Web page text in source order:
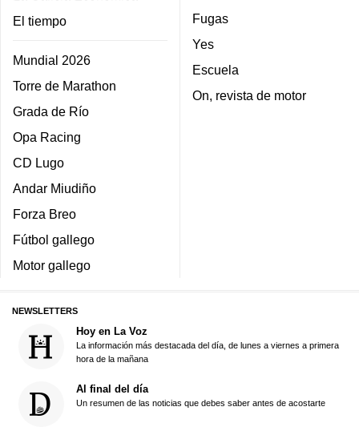
El tiempo
Mundial 2026
Torre de Marathon
Grada de Río
Opa Racing
CD Lugo
Andar Miudiño
Forza Breo
Fútbol gallego
Motor gallego
Fugas
Yes
Escuela
On, revista de motor
NEWSLETTERS
Hoy en La Voz
La información más destacada del día, de lunes a viernes a primera
hora de la mañana
Al final del día
Un resumen de las noticias que debes saber antes de acostarte